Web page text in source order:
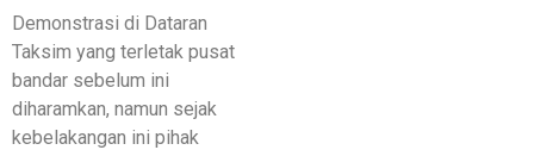
Demonstrasi di Dataran
Taksim yang terletak pusat
bandar sebelum ini
diharamkan, namun sejak
kebelakangan ini pihak